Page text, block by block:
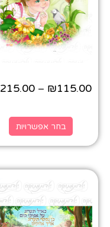
₪115.00
–
215.00
בחר אפשרויות